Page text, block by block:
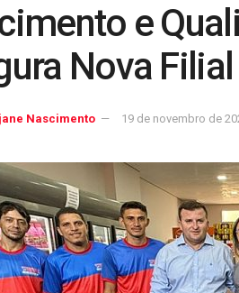
e
Nova
Nascimento 19 de novembro de